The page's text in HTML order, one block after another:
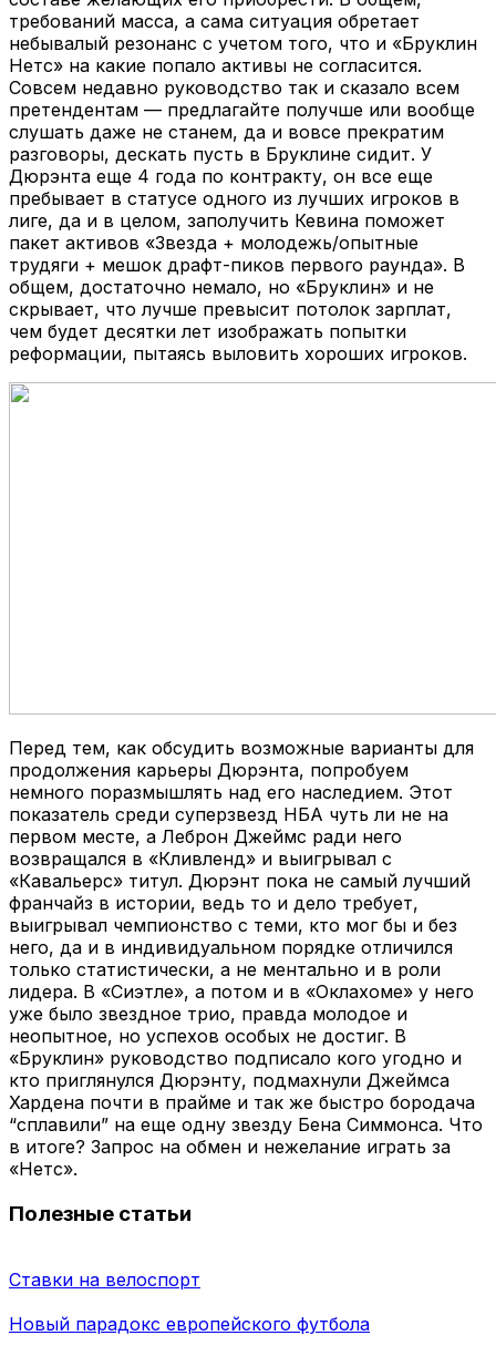
требований масса, а сама ситуация обретает
небывалый резонанс с учетом того, что и «Бруклин
Нетс» на какие попало активы не согласится.
Совсем недавно руководство так и сказало всем
претендентам — предлагайте получше или вообще
слушать даже не станем, да и вовсе прекратим
разговоры, дескать пусть в Бруклине сидит. У
Дюрэнта еще 4 года по контракту, он все еще
пребывает в статусе одного из лучших игроков в
лиге, да и в целом, заполучить Кевина поможет
пакет активов «Звезда + молодежь/опытные
трудяги + мешок драфт-пиков первого раунда». В
общем, достаточно немало, но «Бруклин» и не
скрывает, что лучше превысит потолок зарплат,
чем будет десятки лет изображать попытки
реформации, пытаясь выловить хороших игроков.
Перед тем, как обсудить возможные варианты для
продолжения карьеры Дюрэнта, попробуем
немного поразмышлять над его наследием. Этот
показатель среди суперзвезд НБА чуть ли не на
первом месте, а Леброн Джеймс ради него
возвращался в «Кливленд» и выигрывал с
«Кавальерс» титул. Дюрэнт пока не самый лучший
франчайз в истории, ведь то и дело требует,
выигрывал чемпионство с теми, кто мог бы и без
него, да и в индивидуальном порядке отличился
только статистически, а не ментально и в роли
лидера. В «Сиэтле», а потом и в «Оклахоме» у него
уже было звездное трио, правда молодое и
неопытное, но успехов особых не достиг. В
«Бруклин» руководство подписало кого угодно и
кто приглянулся Дюрэнту, подмахнули Джеймса
Хардена почти в прайме и так же быстро бородача
“сплавили” на еще одну звезду Бена Симмонса. Что
в итоге? Запрос на обмен и нежелание играть за
«Нетс».
Полезные статьи
Ставки на велоспорт
Новый парадокс европейского футбола